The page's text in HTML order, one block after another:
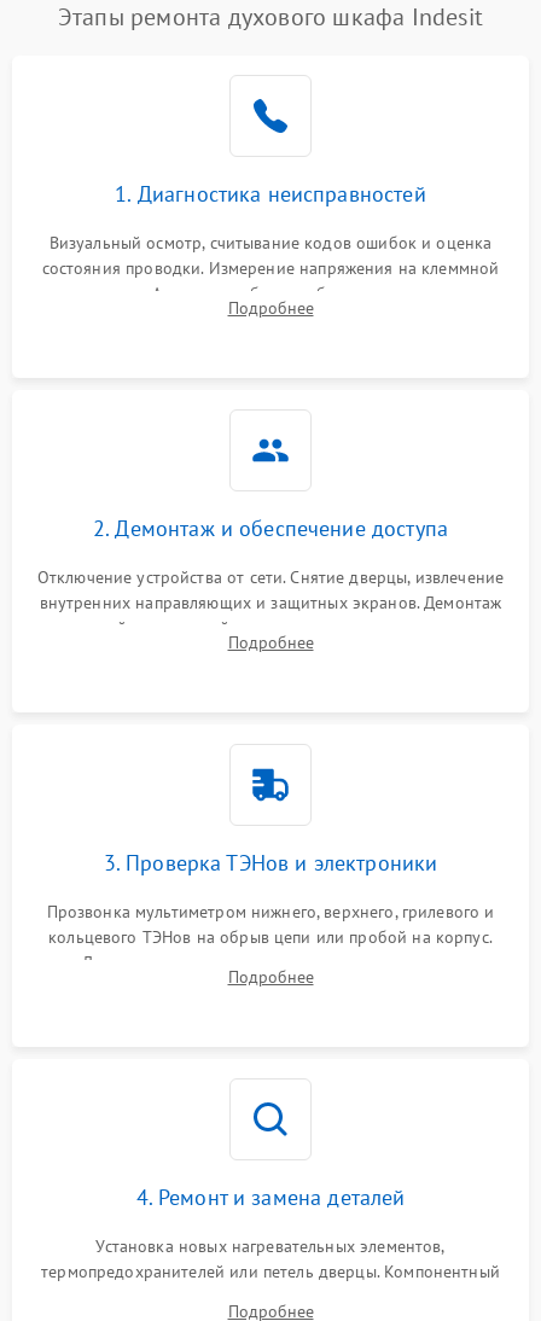
Этапы ремонта духового шкафа Indesit
1. Диагностика неисправностей
Визуальный осмотр, считывание кодов ошибок и оценка
состояния проводки. Измерение напряжения на клеммной
колодке. Анализ жалоб на проблемы с нагревом,
конвекцией, панелью управления или блокировкой дверцы.
Подробнее
2. Демонтаж и обеспечение доступа
Отключение устройства от сети. Снятие дверцы, извлечение
внутренних направляющих и защитных экранов. Демонтаж
задней или верхней панели для прямого доступа к
нагревательным элементам, плате и вентиляторам.
Подробнее
3. Проверка ТЭНов и электроники
Прозвонка мультиметром нижнего, верхнего, грилевого и
кольцевого ТЭНов на обрыв цепи или пробой на корпус.
Диагностика термостата, датчиков температуры,
переключателя режимов и мотора конвекции.
Подробнее
4. Ремонт и замена деталей
Установка новых нагревательных элементов,
термопредохранителей или петель дверцы. Компонентный
Подробнее